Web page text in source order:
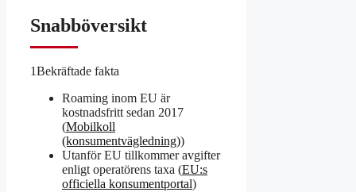
Snabböversikt
1Bekräftade fakta
Roaming inom EU är
kostnadsfritt sedan 2017
(Mobilkoll
(konsumentvägledning))
Utanför EU tillkommer avgifter
enligt operatörens taxa (EU:s
officiella konsumentportal)